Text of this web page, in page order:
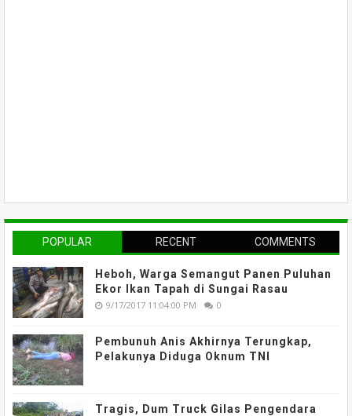
POPULAR RECENT COMMENTS
Heboh, Warga Semangut Panen Puluhan
Ekor Ikan Tapah di Sungai Rasau
9/17/2017 11:04:00 PM 0
Pembunuh Anis Akhirnya Terungkap,
Pelakunya Diduga Oknum TNI
Tragis, Dum Truck Gilas Pengendara